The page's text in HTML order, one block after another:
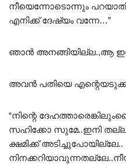
നീയെന്നോടൊന്നും
എനിക്ക് ദേഷ്യം വന്നേ…”
ഞാൻ അനങ്ങിയില്ല.,ആ
അവൻ പതിയെ
“നിന്റെ
സഹിക്കോ സുമേ..ഇനി
ക്ഷമിക്ക്